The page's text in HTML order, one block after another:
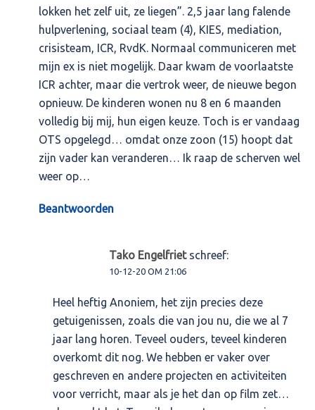
lokken het zelf uit, ze liegen”. 2,5 jaar lang falende
hulpverlening, sociaal team (4), KIES, mediation,
crisisteam, ICR, RvdK. Normaal communiceren met
mijn ex is niet mogelijk. Daar kwam de voorlaatste
ICR achter, maar die vertrok weer, de nieuwe begon
opnieuw. De kinderen wonen nu 8 en 6 maanden
volledig bij mij, hun eigen keuze. Toch is er vandaag
OTS opgelegd… omdat onze zoon (15) hoopt dat
zijn vader kan veranderen… Ik raap de scherven wel
weer op…
Beantwoorden
Tako Engelfriet schreef:
10-12-20 OM 21:06
Heel heftig Anoniem, het zijn precies deze
getuigenissen, zoals die van jou nu, die we al 7
jaar lang horen. Teveel ouders, teveel kinderen
overkomt dit nog. We hebben er vaker over
geschreven en andere projecten en activiteiten
voor verricht, maar als je het dan op film zet…